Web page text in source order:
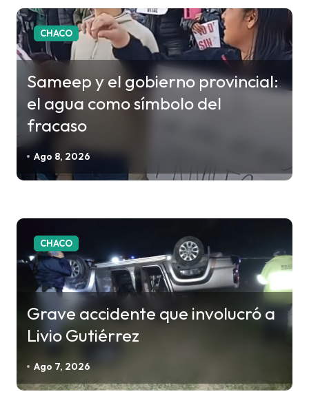
c
i
ó
n
t
a
a
CHACO
Sameep y el gobierno provincial:
el agua como símbolo del
fracaso
Ago 8, 2026
CHACO
Grave accidente que involucró a
Livio Gutiérrez
Ago 7, 2026